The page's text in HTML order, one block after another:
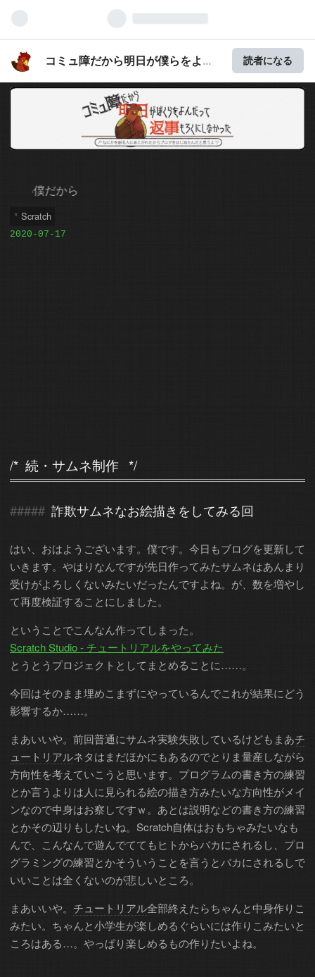
コミュ障だから明日が僕らをよん
読者になる
2020 -07 - 17
続・サムネ制作
Scratch
詐欺サムネなお絵描きをしてみる回
はい、おはようございます。僕です。今日もブログを更新して
いきます。やはりなんですが先日作ってみたサムネはあんまり
受けがよろしくないみたいだったんですよね。が、数を増やし
て再度検証することにしました。
ということでこんなん作ってしまった。
Scratch Studio - チュートリアルをやってみた
とうとうプロジェクトとしてまとめることに……。
今回はそのまま埋めこまずにやっているんでこれが結果にどう
影響するか……。
まあいいや。前回普通にサムネ実験失敗しているけどもまあチ
ュートリアルネタはまだほかにもあるのでとりま量産しながら
方向性を考えていこうと思います。プログラムの書き方の練習
とか言うよりは人に見られる絵の描き方みたいな方向性がメイ
ンなので中身はお察しですｗ。あとは説明などの書き方の練習
とかその辺りもしたいね。Scratch自体はおもちゃみたいなも
んで、こんなんで遊んでててもヒトからバカにされるし、プロ
グラミングの練習とかそういうことを言うとバカにされるしで
いいことは全くないのが悲しいところ。
まあいいや。 チュートリアル全部終えたらちゃんと中身作りこ
みたい。ちゃんと小学生が楽しめるぐらいには作りこみたいと
ころはある…。やっぱり楽しめるもの作りたいよね。